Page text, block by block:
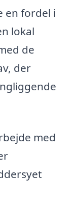
en fordel i
lokal
de
der
med